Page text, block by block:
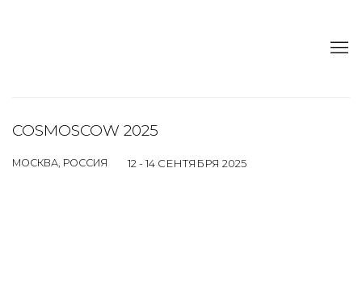
COSMOSCOW 2025
МОСКВА, РОССИЯ 12 - 14 СЕНТЯБРЯ 2025